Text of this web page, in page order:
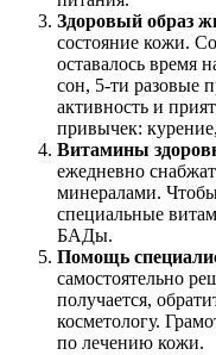
Здоровый образ
состояние кожи.
оставалось время
сон, 5-ти разовые
активность и
привычек:
Витамины
ежедневно
минералами.
специальные
БАДы.
Помощь
самостоятельно
получается,
косметологу.
по лечению кожи.